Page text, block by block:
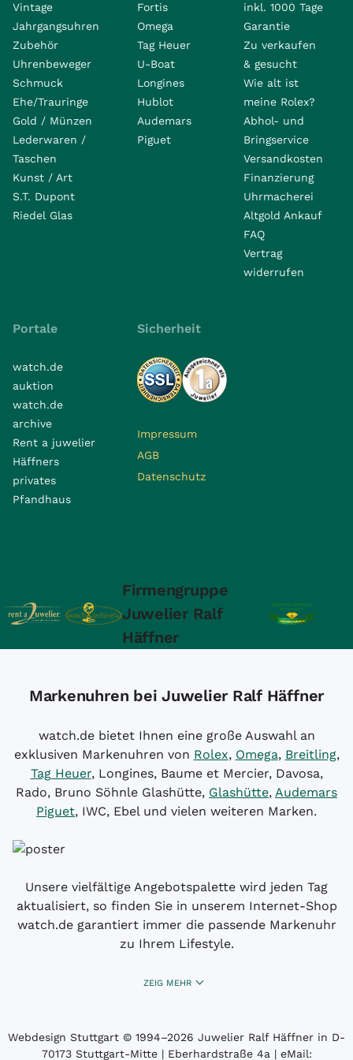
Vintage
Jahrgangsuhren
Zubehör
Uhrenbeweger
Schmuck
Ehe/Trauringe
Gold / Münzen
Lederwaren /
Taschen
Kunst / Art
S.T. Dupont
Riedel Glas
Fortis
Omega
Tag Heuer
U-Boat
Longines
Hublot
Audemars
Piguet
inkl. 1000 Tage
Garantie
Zu verkaufen
& gesucht
Wie alt ist
meine Rolex?
Abhol- und
Bringservice
Versandkosten
Finanzierung
Uhrmacherei
Altgold Ankauf
FAQ
Vertrag
widerrufen
Portale
watch.de
auktion
watch.de
archive
Rent a juwelier
Häffners
privates
Pfandhaus
Sicherheit
Impressum
AGB
Datenschutz
Firmengruppe
Juwelier Ralf
Häffner
Markenuhren bei Juwelier Ralf Häffner
watch.de bietet Ihnen eine große Auswahl an
exklusiven Markenuhren von Rolex, Omega, Breitling,
Tag Heuer, Longines, Baume et Mercier, Davosa,
Rado, Bruno Söhnle Glashütte, Glashütte, Audemars
Piguet, IWC, Ebel und vielen weiteren Marken.
Unsere vielfältige Angebotspalette wird jeden Tag
aktualisiert, so finden Sie in unserem Internet-Shop
watch.de garantiert immer die passende Markenuhr
zu Ihrem Lifestyle.
ZEIG MEHR
Webdesign Stuttgart © 1994­–2026 Juwelier Ralf Häffner in D-
70173 Stuttgart-Mitte | Eberhardstraße 4a | eMail: